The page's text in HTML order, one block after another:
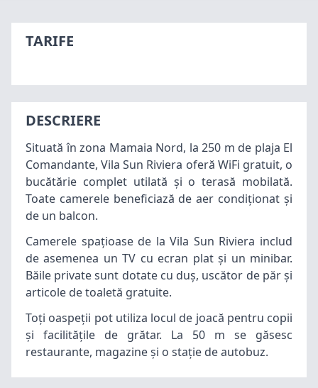
TARIFE
DESCRIERE
Situată în zona Mamaia Nord, la 250 m de plaja El
Comandante, Vila Sun Riviera oferă WiFi gratuit, o
bucătărie complet utilată și o terasă mobilată.
Toate camerele beneficiază de aer condiţionat şi
de un balcon.
Camerele spațioase de la Vila Sun Riviera includ
de asemenea un TV cu ecran plat și un minibar.
Băile private sunt dotate cu duş, uscător de păr şi
articole de toaletă gratuite.
Toți oaspeții pot utiliza locul de joacă pentru copii
și facilitățile de grătar. La 50 m se găsesc
restaurante, magazine şi o staţie de autobuz.